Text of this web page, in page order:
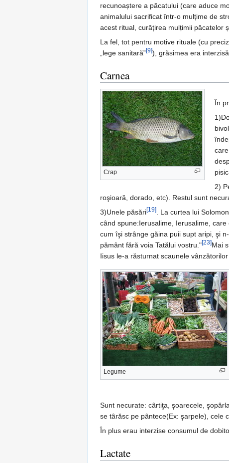
recunoaștere a păcatului (care aduce
animalului sacrificat într-o mulțime de
acest ritual, curățirea mulțimii păcatelor
La fel, tot pentru motive rituale (cu
„lege sanitară”[9]), grăsimea era
Carnea
Crap
Legume
În
2)
roşioară, dorado, etc). Restul sunt
3)Unele păsări[19] . La curtea lui
când spune:Ierusalime, Ierusalime,
cum îşi strânge găina puii supt aripi, şi
pământ fără voia Tatălui vostru."[23]Mai
Iisus le-a răsturnat scaunele
Sunt necurate: cârtiţa, şoarecele,
se târăsc pe pântece(Ex: şarpele), cele
În plus erau interzise consumul de
Lactate